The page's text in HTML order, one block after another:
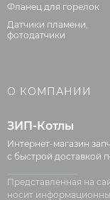
Фланец для горелок
Датчики пламени,
фотодатчики
О КОМПАНИИ
ЗИП-Котлы
Интернет-магазин
с быстрой доставкой
Представленная на
носит